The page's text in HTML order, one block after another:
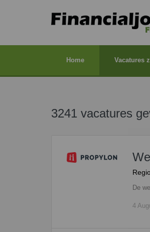
Home Vacatures
3241 vacatures
4